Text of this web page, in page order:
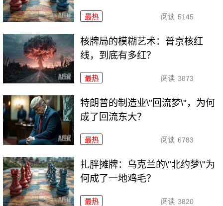
最热 阅读 5145
核牌局的模糊艺术：普京核红
线，到底有多红？
最热 阅读 3873
特朗普的制造业\"回流梦\"，为何
成了回流东大？
最热 阅读 6783
扎胖摊牌：乌克兰的\"北约梦\"为
何成了一地鸡毛？
最热 阅读 3820